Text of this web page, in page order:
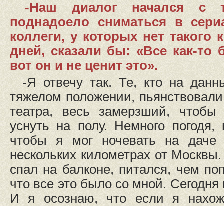
-Наш диалог начался с
поднадоело сниматься в
коллеги, у которых нет такого
дней, сказали бы: «Все как-то
вот он и не ценит это».
-Я отвечу так. Те, кто на
тяжелом положении,
театра, весь замерзший,
уснуть на полу. Немного
чтобы я мог ночевать на даче
нескольких километрах от
спал на балконе, питался, чем
что все это было со мной.
И я осознаю, что если я